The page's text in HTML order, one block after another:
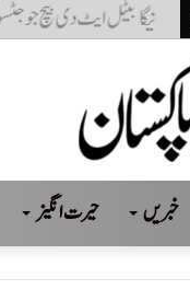
پاکستانی کرکٹر حمزہ نذر پر 2 سال کی پابندی اور 10 لاکھ روپےکا جرمانہ عائد
خبریں حیرت انگیز